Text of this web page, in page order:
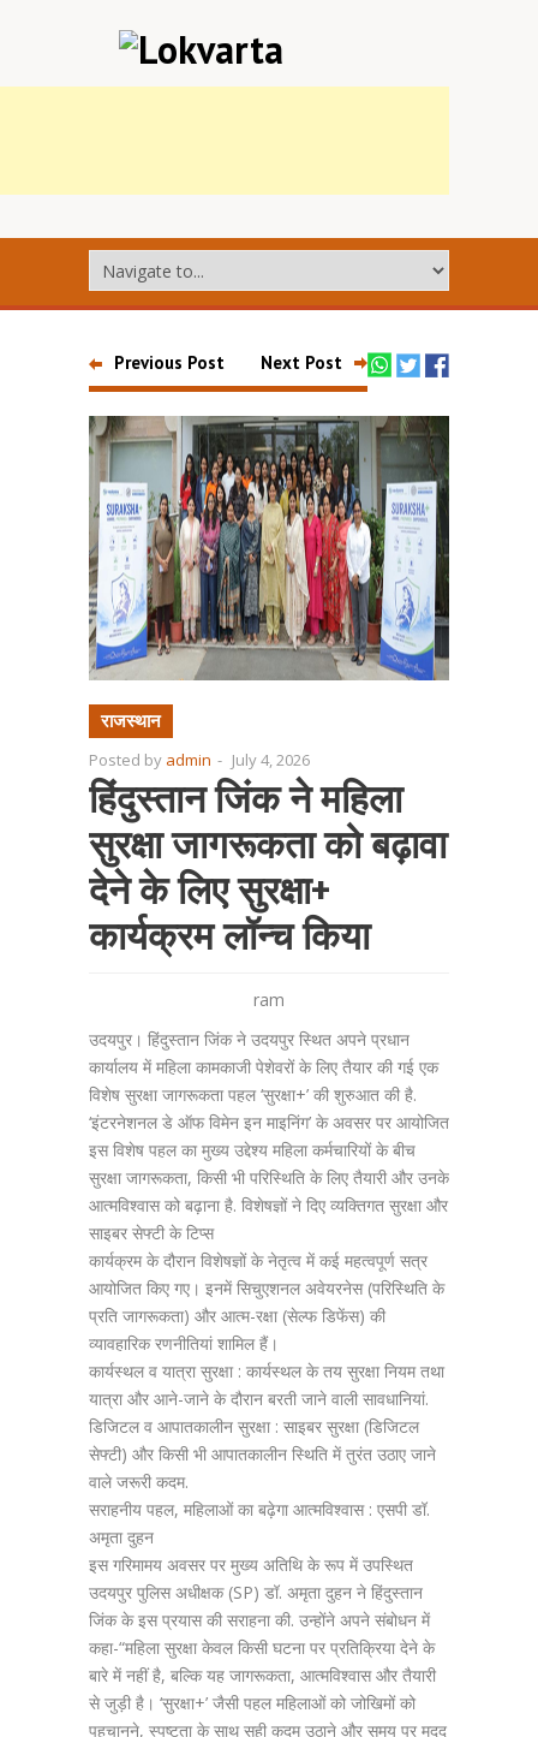
Previous Post Next Post
राजस्थान
Posted by admin - July 4, 2026
हिंदुस्तान जिंक ने महिला
सुरक्षा जागरूकता को बढ़ावा
देने के लिए सुरक्षा+
कार्यक्रम लॉन्च किया
ram
उदयपुर। हिंदुस्तान जिंक ने उदयपुर स्थित अपने प्रधान
कार्यालय में महिला कामकाजी पेशेवरों के लिए तैयार की गई एक
विशेष सुरक्षा जागरूकता पहल ‘सुरक्षा+’ की शुरुआत की है.
‘इंटरनेशनल डे ऑफ विमेन इन माइनिंग’ के अवसर पर आयोजित
इस विशेष पहल का मुख्य उद्देश्य महिला कर्मचारियों के बीच
सुरक्षा जागरूकता, किसी भी परिस्थिति के लिए तैयारी और उनके
आत्मविश्वास को बढ़ाना है. विशेषज्ञों ने दिए व्यक्तिगत सुरक्षा और
साइबर सेफ्टी के टिप्स
कार्यक्रम के दौरान विशेषज्ञों के नेतृत्व में कई महत्वपूर्ण सत्र
आयोजित किए गए। इनमें सिचुएशनल अवेयरनेस (परिस्थिति के
प्रति जागरूकता) और आत्म-रक्षा (सेल्फ डिफेंस) की
व्यावहारिक रणनीतियां शामिल हैं।
कार्यस्थल व यात्रा सुरक्षा : कार्यस्थल के तय सुरक्षा नियम तथा
यात्रा और आने-जाने के दौरान बरती जाने वाली सावधानियां.
डिजिटल व आपातकालीन सुरक्षा : साइबर सुरक्षा (डिजिटल
सेफ्टी) और किसी भी आपातकालीन स्थिति में तुरंत उठाए जाने
वाले जरूरी कदम.
सराहनीय पहल, महिलाओं का बढ़ेगा आत्मविश्वास : एसपी डॉ.
अमृता दुहन
इस गरिमामय अवसर पर मुख्य अतिथि के रूप में उपस्थित
उदयपुर पुलिस अधीक्षक (SP) डॉ. अमृता दुहन ने हिंदुस्तान
जिंक के इस प्रयास की सराहना की. उन्होंने अपने संबोधन में
कहा-“महिला सुरक्षा केवल किसी घटना पर प्रतिक्रिया देने के
बारे में नहीं है, बल्कि यह जागरूकता, आत्मविश्वास और तैयारी
से जुड़ी है। ‘सुरक्षा+’ जैसी पहल महिलाओं को जोखिमों को
पहचानने, स्पष्टता के साथ सही कदम उठाने और समय पर मदद